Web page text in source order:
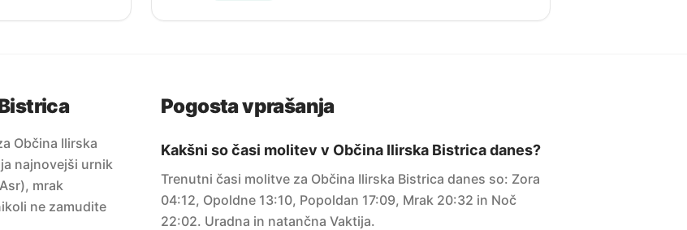
Občina Ilirska
najnovejši urnik
mrak
ne zamudite
Pogosta vprašanja
Kakšni so časi molitev v Občina Ilirska Bistrica danes?
Trenutni časi molitve za Občina Ilirska Bistrica danes so: Zora
04:12, Opoldne 13:10, Popoldan 17:09, Mrak 20:32 in Noč
22:02. Uradna in natančna Vaktija.